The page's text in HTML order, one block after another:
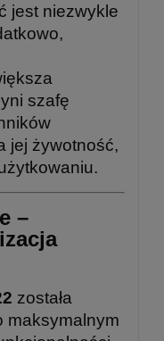
jest niezwykle
szafę
jej żywotność,
–
została
maksymalnym